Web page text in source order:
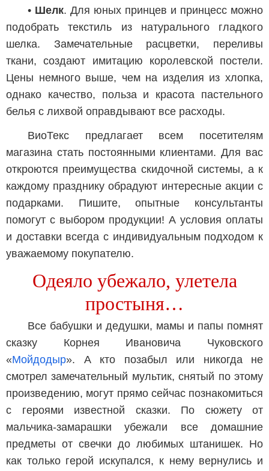
• Шелк. Для юных принцев и принцесс можно
подобрать текстиль из натурального гладкого
шелка. Замечательные расцветки, переливы
ткани, создают имитацию королевской постели.
Цены немного выше, чем на изделия из хлопка,
однако качество, польза и красота пастельного
белья с лихвой оправдывают все расходы.
ВиоТекс предлагает всем посетителям
магазина стать постоянными клиентами. Для вас
откроются преимущества скидочной системы, а к
каждому празднику обрадуют интересные акции с
подарками. Пишите, опытные консультанты
помогут с выбором продукции! А условия оплаты
и доставки всегда с индивидуальным подходом к
уважаемому покупателю.
Одеяло убежало, улетела
простыня…
Все бабушки и дедушки, мамы и папы помнят
сказку Корнея Ивановича Чуковского
«Мойдодыр». А кто позабыл или никогда не
смотрел замечательный мультик, снятый по этому
произведению, могут прямо сейчас познакомиться
с героями известной сказки. По сюжету от
мальчика-замарашки убежали все домашние
предметы от свечки до любимых штанишек. Но
как только герой искупался, к нему вернулись и